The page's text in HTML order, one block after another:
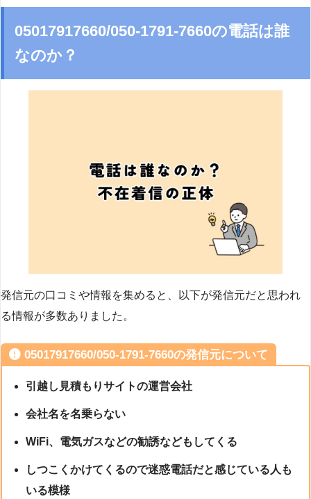
05017917660/050-1791-7660の電話は誰
なのか？
発信元の口コミや情報を集めると、以下が発信元だと思われ
る情報が多数ありました。
05017917660/050-1791-7660の発信元について
引越し見積もりサイトの運営会社
会社名を名乗らない
WiFi、電気ガスなどの勧誘などもしてくる
しつこくかけてくるので迷惑電話だと感じている人も
いる模様